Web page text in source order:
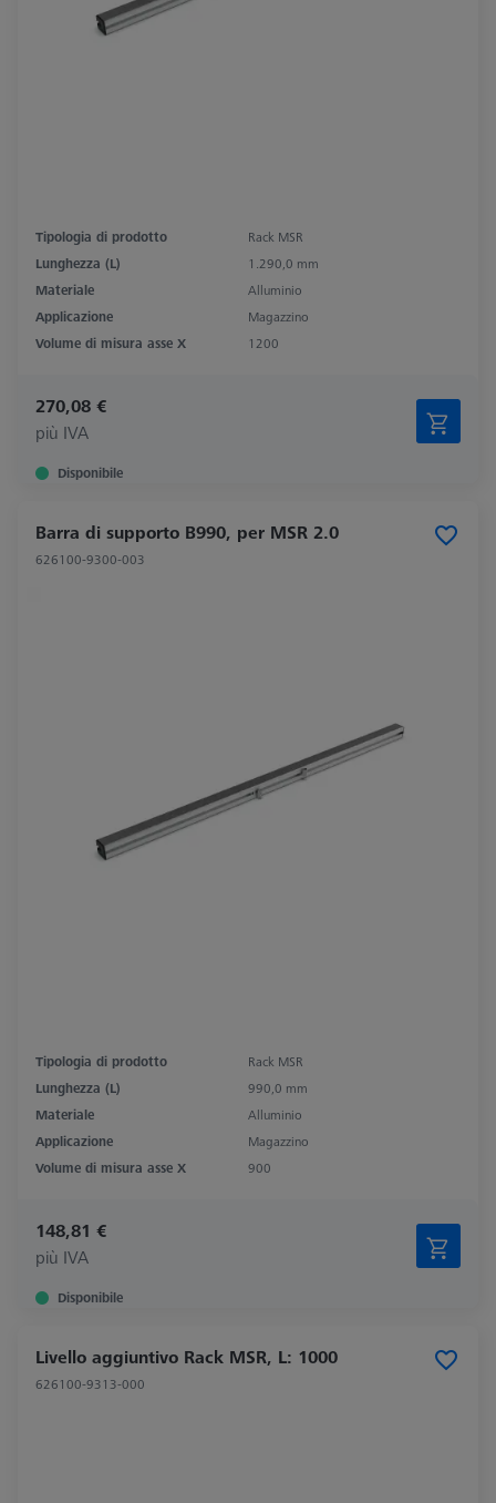
Tipologia di prodotto
Rack MSR
Lunghezza (L)
1.290,0 mm
Materiale
Alluminio
Applicazione
Magazzino
Volume di misura asse X
1200
270,08 €
più IVA
Disponibile
Barra di supporto B990, per MSR 2.0
626100-9300-003
Tipologia di prodotto
Rack MSR
Lunghezza (L)
990,0 mm
Materiale
Alluminio
Applicazione
Magazzino
Volume di misura asse X
900
148,81 €
più IVA
Disponibile
Livello aggiuntivo Rack MSR, L: 1000
626100-9313-000